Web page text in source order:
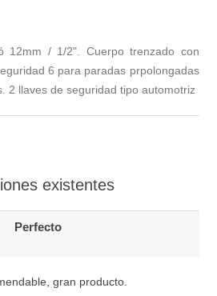
12mm / 1/2". Cuerpo trenzado con
6 para paradas prpolongadas
2 llaves de seguridad tipo automotriz
existentes
Perfecto
gran producto.